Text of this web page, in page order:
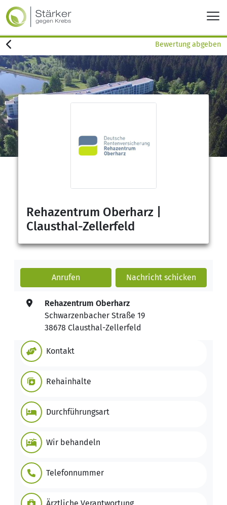
Bewertung abgeben
Rehazentrum Oberharz |
Clausthal-Zellerfeld
Anrufen Nachricht schicken
Rehazentrum Oberharz
Schwarzenbacher Straße 19
38678 Clausthal-Zellerfeld
Kontakt
Rehainhalte
Durchführungsart
Wir behandeln
Telefonnummer
Ärztliche Verantwortung